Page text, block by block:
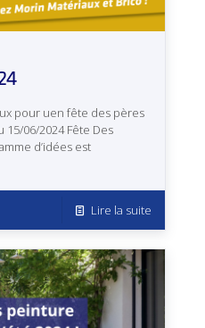
pour uen fête des pères
15/06/2024 Fête Des
d’idées est
Lire la suite